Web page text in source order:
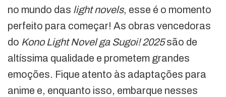
no mundo das light novels, esse é o momento
perfeito para começar! As obras vencedoras
do Kono Light Novel ga Sugoi! 2025são de
altíssima qualidade e prometem grandes
emoções. Fique atento às adaptações para
anime e, enquanto isso, embarque nesses